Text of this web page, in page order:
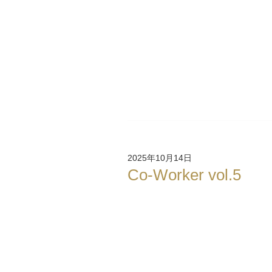
2025年10月14日
Co-Worker vol.5